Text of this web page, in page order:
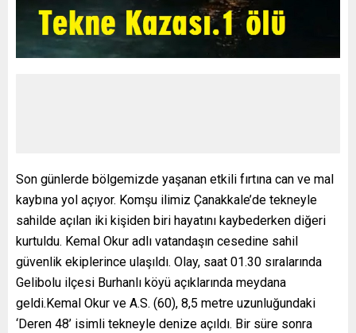
Son günlerde bölgemizde yaşanan etkili fırtına can ve mal
kaybına yol açıyor. Komşu ilimiz Çanakkale’de tekneyle
sahilde açılan iki kişiden biri hayatını kaybederken diğeri
kurtuldu. Kemal Okur adlı vatandaşın cesedine sahil
güvenlik ekiplerince ulaşıldı. Olay, saat 01.30 sıralarında
Gelibolu ilçesi Burhanlı köyü açıklarında meydana
geldi.Kemal Okur ve A.S. (60), 8,5 metre uzunluğundaki
‘Deren 48’ isimli tekneyle denize açıldı. Bir süre sonra